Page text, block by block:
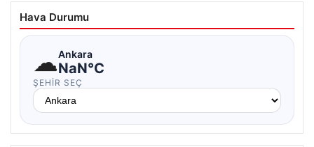
Hava Durumu
☁Ankara
NaN°C
ŞEHIR SEÇ